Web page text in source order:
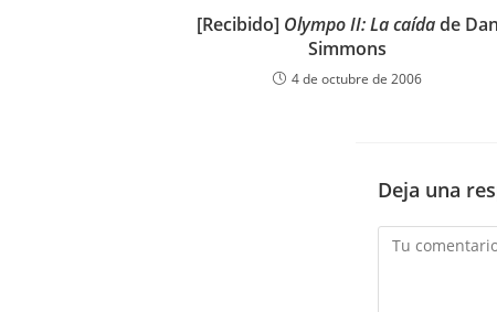
[Recibido] Olympo II: La caídade Dan
Simmons
4 de octubre de 2006
Deja una
Comentario